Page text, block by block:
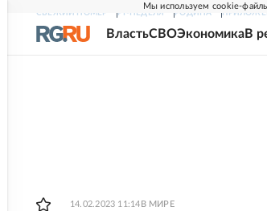
Мы используем cookie-
СВЕЖИЙ НОМЕР РГ-НЕДЕЛЯ РОДИНА
ВластьСВОЭкономикаВ
14.02.2023 11:14 В МИРЕ